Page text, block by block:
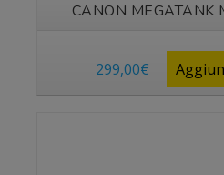
CANON MEGATANK
299,00€